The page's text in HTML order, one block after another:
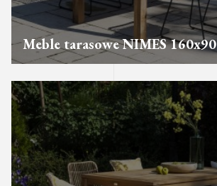
Meble tarasowe NIMES 160x90